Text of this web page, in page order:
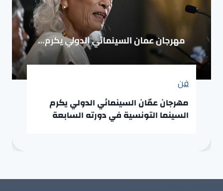
فن
مهرجان عمّان السينمائي الدولي يكرم
السينما التونسية في دورته السابعة